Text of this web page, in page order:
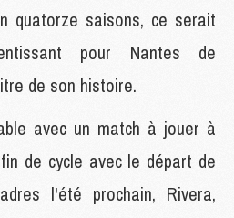
quatorze saisons, ce serait
pour Nantes de
de son histoire.
avec un match à jouer à
de cycle avec le départ de
l'été prochain, Rivera,